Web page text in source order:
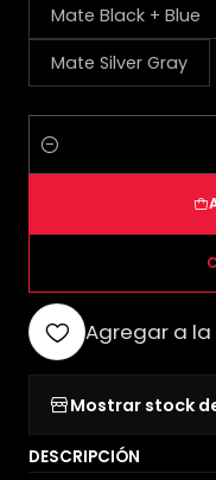
Mate Black + Blue
Mate Silver Gray
Cantidad
Agregar a
Mostrar stock
DESCRIPCIÓN